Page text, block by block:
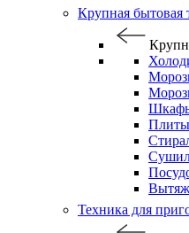
Крупная бытовая
Плиты
Техника для